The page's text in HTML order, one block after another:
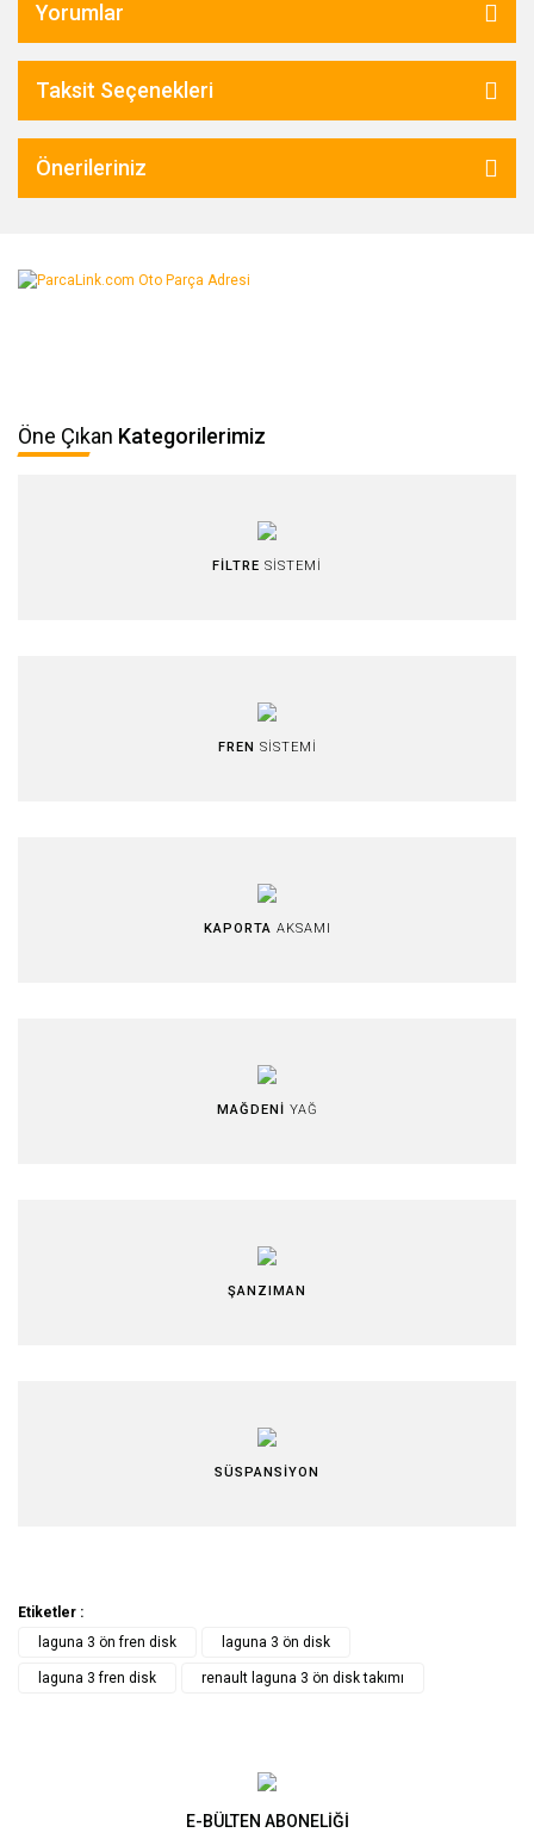
Yorumlar
Taksit Seçenekleri
Önerileriniz
Öne Çıkan Kategorilerimiz
FİLTRE SİSTEMİ
FREN SİSTEMİ
KAPORTA AKSAMI
MAĞDENİ YAĞ
ŞANZIMAN
SÜSPANSİYON
Etiketler :
laguna 3 ön fren disk
laguna 3 ön disk
laguna 3 fren disk renault laguna 3 ön disk takımı
E-BÜLTEN ABONELİĞİ